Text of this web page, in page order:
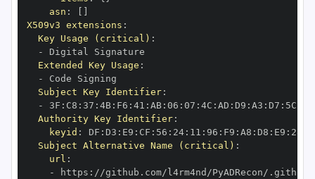
asn :
X509v3 extensions :
Key Usage (critical) :
-
Extended Key Usage :
-
Subject Key Identifier:
-
3F : C8 : 37 : 4B: F6 : 41 : AB: 06 : 07 : 4C : AD : D9 : A3 : D7 : 5C
Authority Key Identifier:
keyid : DF : D3 : E9 : CF : 56 : 24: 11 : 96 : F9 : A8 : D8 : E9 : 28
Subject Alternative Name (critical) :
url :
-
https :